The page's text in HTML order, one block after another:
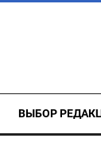
ВЫБОР